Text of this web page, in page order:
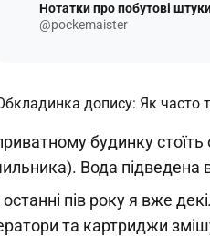
Нотатки про побутові
@pockemaister
будинку
Вода підведена
пів року я вже
та картриджи